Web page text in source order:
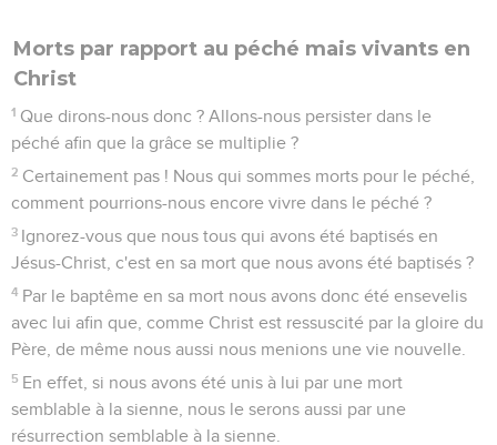
Morts par rapport au péché mais vivants en
Christ
1 Que dirons-nous donc ? Allons-nous persister dans le
péché afin que la grâce se multiplie ?
2 Certainement pas ! Nous qui sommes morts pour le péché,
comment pourrions-nous encore vivre dans le péché ?
3 Ignorez-vous que nous tous qui avons été baptisés en
Jésus-Christ, c'est en sa mort que nous avons été baptisés ?
4 Par le baptême en sa mort nous avons donc été ensevelis
avec lui afin que, comme Christ est ressuscité par la gloire du
Père, de même nous aussi nous menions une vie nouvelle.
5 En effet, si nous avons été unis à lui par une mort
semblable à la sienne, nous le serons aussi par une
résurrection semblable à la sienne.